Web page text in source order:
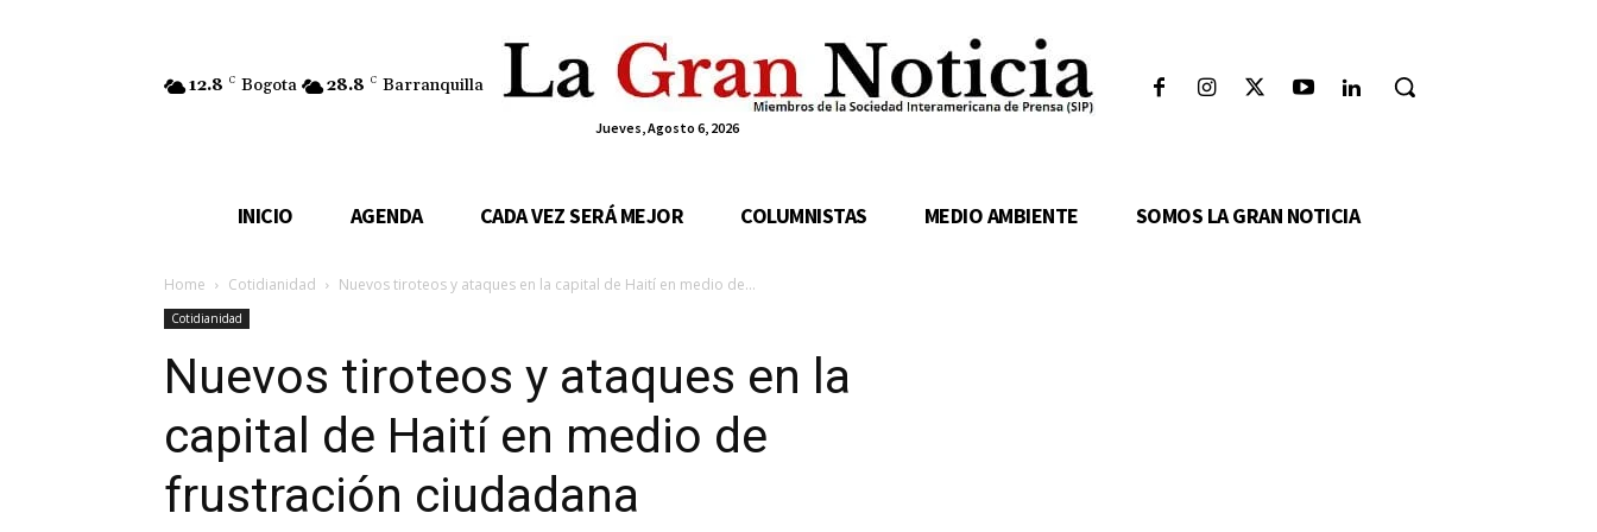
12.8 C Bogota 28.8 C Barranquilla
Jueves, Agosto 6, 2026
INICIO AGENDA CADA VEZ SERÁ MEJOR COLUMNISTAS MEDIO AMBIENTE SOMOS LA GRAN NOTICIA
Home Cotidianidad Nuevos tiroteos y ataques en la capital de Haití en medio de...
Cotidianidad
Nuevos tiroteos y ataques en la
capital de Haití en medio de
frustración ciudadana